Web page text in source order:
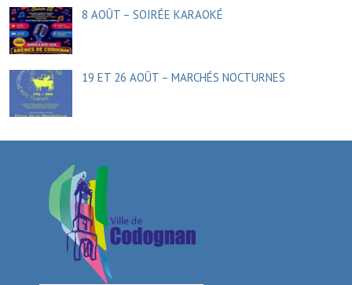
8 AOÛT – SOIRÉE KARAOKÉ
19 ET 26 AOÛT – MARCHÉS NOCTURNES